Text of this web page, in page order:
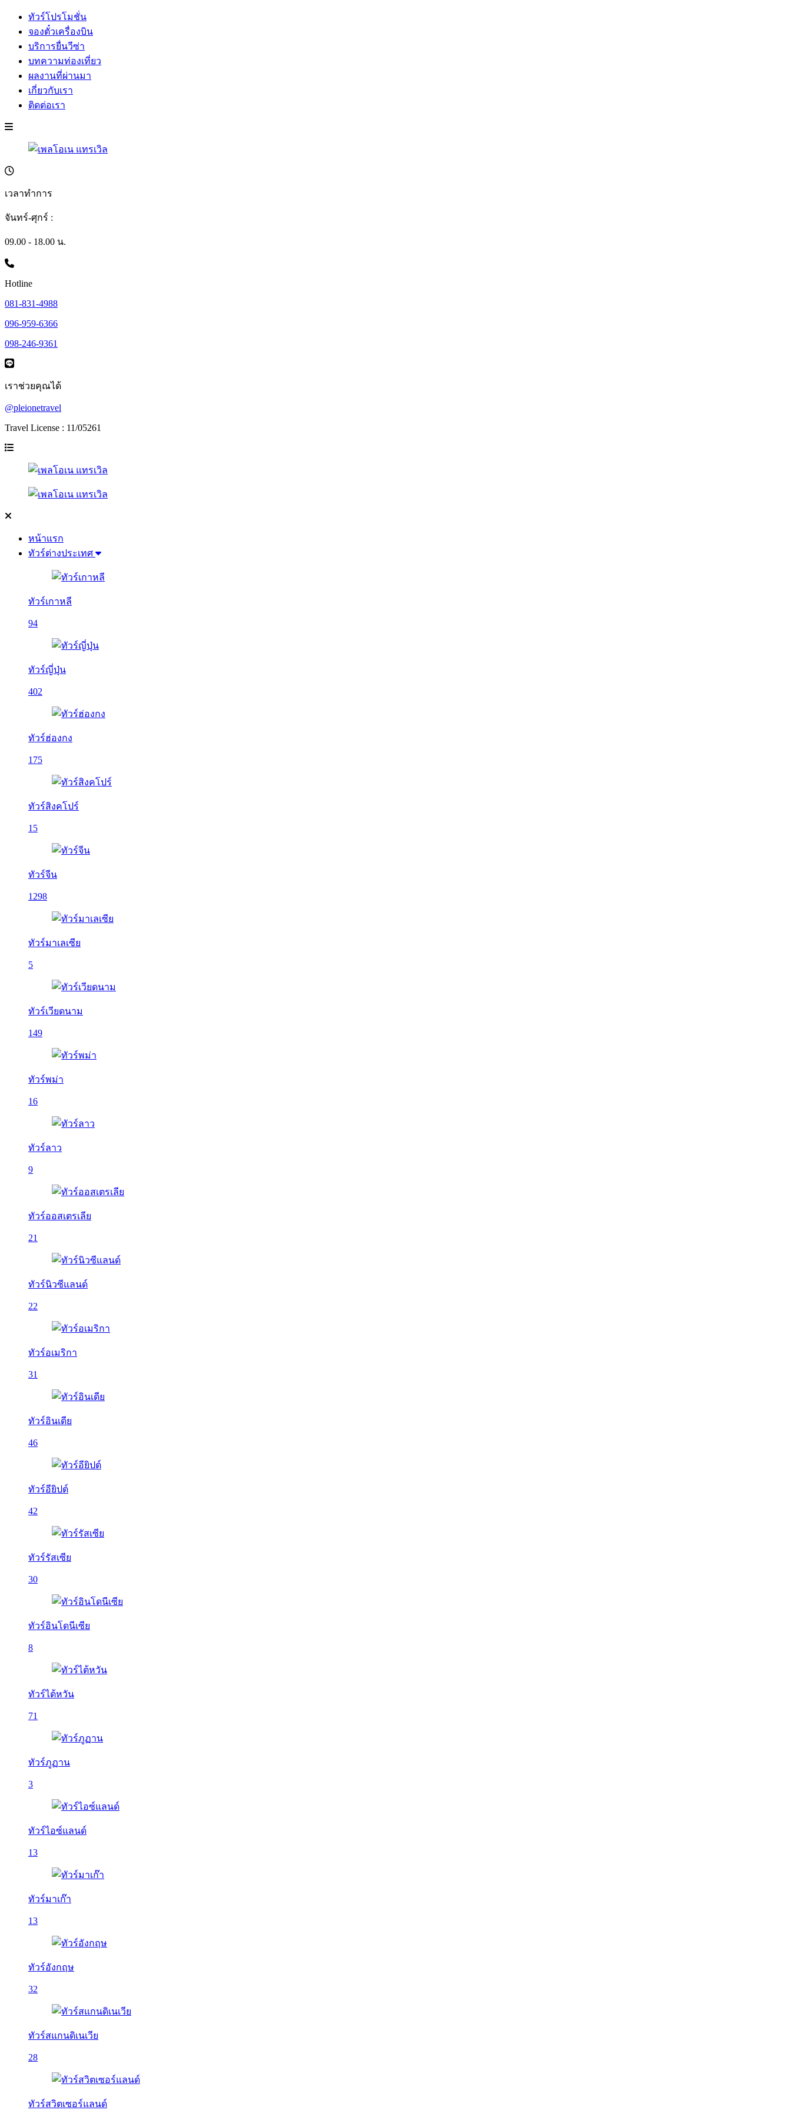
ทัวร์โปรโมชั่น
จองตั๋วเครื่องบิน
บริการยื่นวีซ่า
บทความท่องเที่ยว
ผลงานที่ผ่านมา
เกี่ยวกับเรา
ติดต่อเรา
เวลาทำการ
จันทร์-ศุกร์ :
09.00 - 18.00 น.
Hotline
081-831-4988
096-959-6366
098-246-9361
เราช่วยคุณได้
@pleionetravel
Travel License : 11/05261
หน้าแรก
ทัวร์ต่างประเทศ
ทัวร์เกาหลี
94
ทัวร์ญี่ปุ่น
402
ทัวร์ฮ่องกง
175
ทัวร์สิงคโปร์
15
ทัวร์จีน
1298
ทัวร์มาเลเซีย
5
ทัวร์เวียดนาม
149
ทัวร์พม่า
16
ทัวร์ลาว
9
ทัวร์ออสเตรเลีย
21
ทัวร์นิวซีแลนด์
22
ทัวร์อเมริกา
31
ทัวร์อินเดีย
46
ทัวร์อียิปต์
42
ทัวร์รัสเซีย
30
ทัวร์อินโดนีเซีย
8
ทัวร์ไต้หวัน
71
ทัวร์ภูฏาน
3
ทัวร์ไอซ์แลนด์
13
ทัวร์มาเก๊า
13
ทัวร์อังกฤษ
32
ทัวร์สแกนดิเนเวีย
28
ทัวร์สวิตเซอร์แลนด์